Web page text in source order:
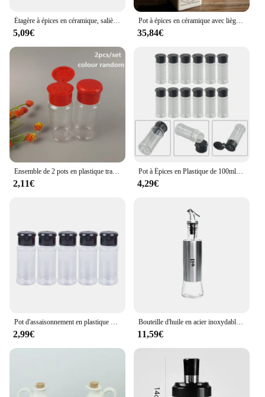
Étagère à épices en céramique, salière, poivre, vinaigre, bouteille d'huile, sucre, Chili, boîte à condiments, ensemble de pots de stockage d'épices, cuisine domestique
5,09€
Pot à épices en céramique avec liège en bois, bouteille de condiments de cuisine, pot d'assaisonnement Belle, vinaigre, huile, bouteille de sel, outil de cuisson, 4 pièces
35,84€
Ensemble de 2 pots en plastique transparent, pour sel, Belle, vinaigre, huile, cruet, shaker, bouteille
2,11€
Pot à Épices en Plastique de 100ml, 12 Pièces, Salière, Belle, Assaisonnement, Condiment, Vinaigre, Épices de Cuisine HI, Beaucoup
4,29€
2,99€
Bouteille d'huile en acier inoxydable, bouteilles sans gouttes, Sauce cruet de soja, distributeur de condiments au vinaigre, pots d'assaisonnement robustes, accessoires de cuisine
11,59€